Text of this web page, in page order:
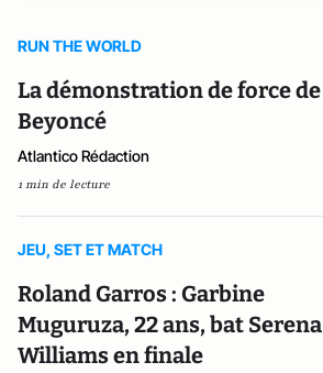
RUN THE WORLD
La démonstration de force de
Beyoncé
Atlantico Rédaction
1 min de lecture
JEU, SET ET MATCH
Roland Garros : Garbine
Muguruza, 22 ans, bat Serena
Williams en finale